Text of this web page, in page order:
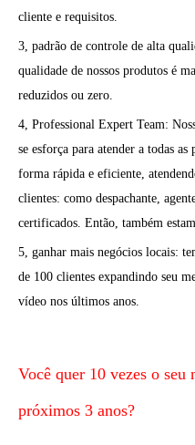
cliente e requisitos.
3, padrão de controle de alta
qualidade de nossos produtos é
reduzidos ou zero.
4, Professional Expert Team:
se esforça para atender a todas
forma rápida e eficiente,
clientes: como despachante,
certificados. Então, também
5, ganhar mais negócios locais:
de 100 clientes expandindo seu
vídeo nos últimos anos.
Você quer 10 vezes o seu
próximos 3 anos?